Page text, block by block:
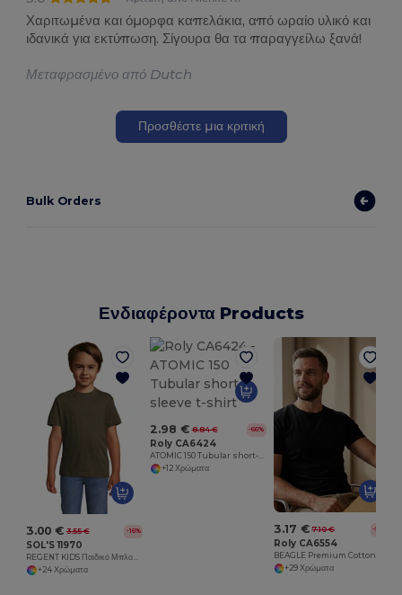
Χαριτωμένα και όμορφα καπελάκια, από ωραίο υλικό και
ιδανικά για εκτύπωση. Σίγουρα θα τα παραγγείλω ξανά!
Μεταφρασμένο από Dutch
Προσθέστε μια κριτική
Bulk Orders
Ενδιαφέροντα Products
3.00 € 3.55 € -16%
SOL'S 11970
+24 Χρώματα
2.98 € 8.84 € -66%
Roly CA6424
+12 Χρώματα
3.17 € 7.10 € -55%
Roly CA6554
+29 Χρώματα